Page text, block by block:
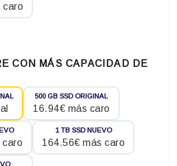
caro
CON MÁS CAPACIDAD DE
500 GB SSD ORIGINAL
16.94€ más caro
caro
1 TB SSD NUEVO
164.56€ más caro